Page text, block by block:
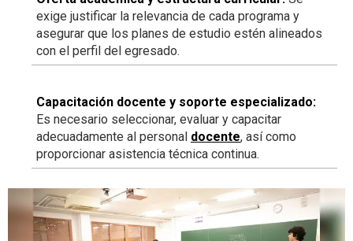
exige justificar la relevancia de cada programa y
asegurar que los planes de estudio estén alineados
con el perfil del egresado.
Capacitación docente y soporte especializado:
Es necesario seleccionar, evaluar y capacitar
adecuadamente al personal docente, así como
proporcionar asistencia técnica continua.